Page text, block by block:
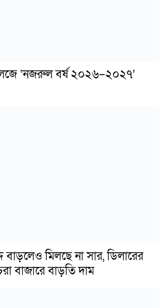
‘নজরুল বর্ষ ২০২৬–২০২৭’
বাড়লেও মিলছে না সার, ডিলারের
বাজারে বাড়তি দাম